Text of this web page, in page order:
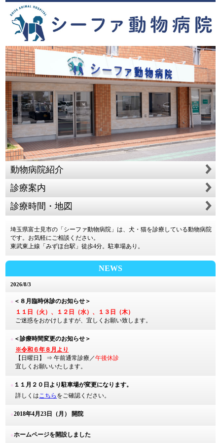
動物病院紹介
診療案内
診療時間・地図
埼玉県富士見市の「シーファ動物病院」は、犬・猫を診療している動物病院
です。お気軽にご相談ください。
東武東上線「みずほ台駅」徒歩4分。駐車場あり。
NEWS
2026/8/3
● ＜８月臨時休診のお知らせ＞
１１日（火）、１２日（水）、１３日（木）
ご迷惑をおかけしますが、宜しくお願い致します。
● ＜診療時間変更のお知らせ＞
※令和６年８月より
【日曜日】 ⇒ 午前通常診療／午後休診
宜しくお願いいたします。
● １１月２０日より駐車場が変更になります。
詳しくはこちら をご確認ください。
●2018年4月23日（月） 開院
●ホームページを開設しました